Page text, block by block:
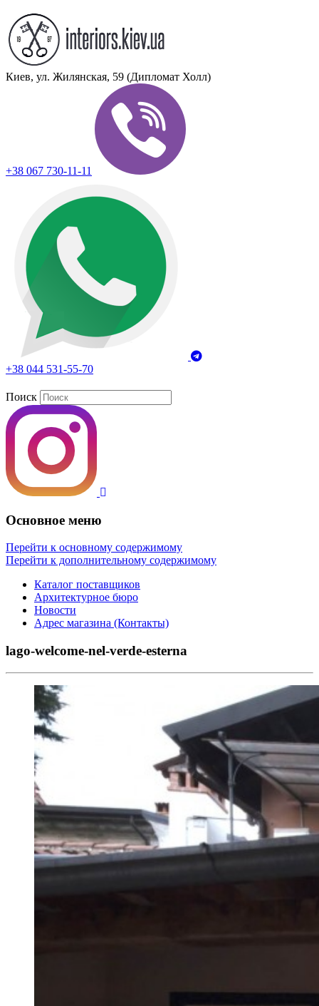
Киев, ул. Жилянская, 59 (Дипломат Холл)
+38 067 730-11-11
+38 044 531-55-70
Поиск
Основное меню
Перейти к основному содержимому
Перейти к дополнительному содержимому
Каталог поставщиков
Архитектурное бюро
Новости
Адрес магазина (Контакты)
lago-welcome-nel-verde-esterna